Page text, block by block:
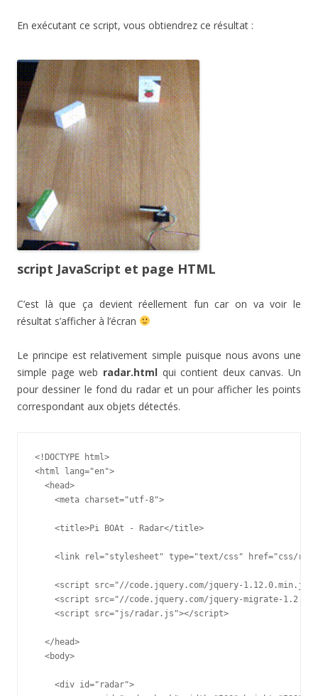
En exécutant ce script, vous obtiendrez ce résultat :
script JavaScript et page HTML
C’est là que ça devient réellement fun car on va voir le
résultat s’afficher à l’écran
Le principe est relativement simple puisque nous avons une
simple page web radar.htmlqui contient deux canvas. Un
pour dessiner le fond du radar et un pour afficher les points
correspondant aux objets détectés.
<!DOCTYPE html>
<html lang="en">
<head>
<meta charset="utf-8">
<title>Pi BOAt - Radar</title>
<link rel="stylesheet" type="text/css" href="css/
<script src="//code.jquery.com/jquery-
<script src="//code.jquery.com/jquery-migrate-
<script src="js/radar.js"></script>
</head>
<body>
<div id="radar">